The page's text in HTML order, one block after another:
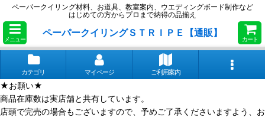
ペーパークイリング材料、お道具、教室案内、ウエディングボード制作など
はじめての方からプロまで納得の品揃え
メニュー
ペーパークイリングＳＴＲＩＰＥ【通販】
カート
カテゴリ マイページ ご利用案内
★お願い★
商品在庫数は実店舗と共有しています。
店頭で完売の場合もございますので、予めご了承くださいますよう、お